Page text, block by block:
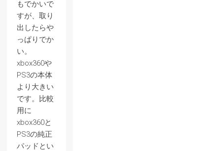
もでかいで
すが、取り
出したらや
っぱりでか
い。
xbox360や
PS3の本体
より大きい
です。比較
用に
xbox360と
PS3の純正
パッドとい